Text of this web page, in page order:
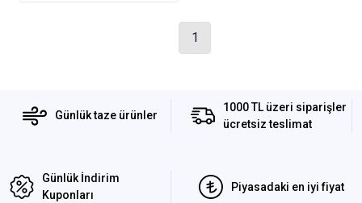
1
Günlük taze ürünler
1000 TL üzeri siparişler
ücretsiz teslimat
Günlük İndirim
Kuponları
Piyasadaki en iyi fiyat